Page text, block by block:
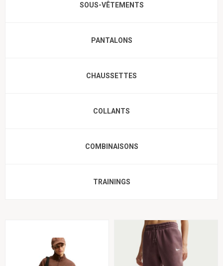
SOUS-VÊTEMENTS
PANTALONS
CHAUSSETTES
COLLANTS
COMBINAISONS
TRAININGS